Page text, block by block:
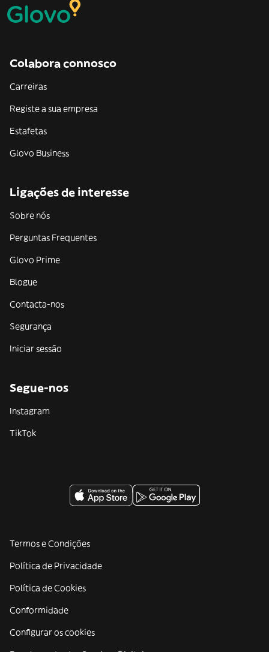
Colabora connosco
Carreiras
Registe a sua empresa
Estafetas
Glovo Business
Ligações de interesse
Sobre nós
Perguntas Frequentes
Glovo Prime
Blogue
Contacta-nos
Segurança
Iniciar sessão
Segue-nos
Instagram
TikTok
Termos e Condições
Política de Privacidade
Política de Cookies
Conformidade
Configurar os cookies